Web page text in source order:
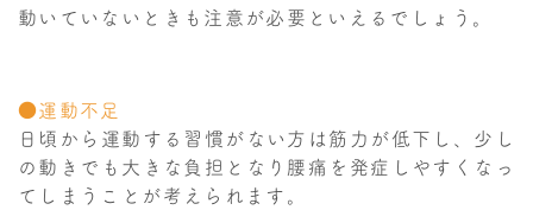
動いていないときも注意が必要といえるでしょう。
●運動不足
日頃から運動する習慣がない方は筋力が低下し、少し
の動きでも大きな負担となり腰痛を発症しやすくなっ
てしまうことが考えられます。